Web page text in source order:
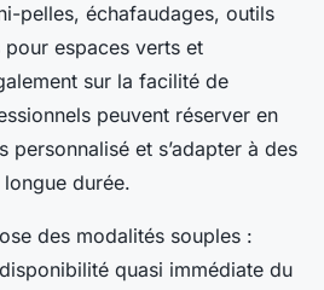
pelles, échafaudages, outils
espaces verts et
sur la facilité de
peuvent réserver en
personnalisé et s’adapter à des
durée.
des modalités souples :
quasi immédiate du